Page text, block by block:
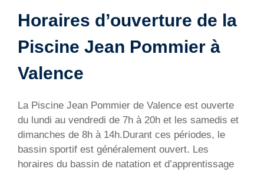
Horaires d’ouverture de la
Piscine Jean Pommier à
Valence
La Piscine Jean Pommier de Valence est ouverte
du lundi au vendredi de 7h à 20h et les samedis et
dimanches de 8h à 14h.Durant ces périodes, le
bassin sportif est généralement ouvert. Les
horaires du bassin de natation et d’apprentissage